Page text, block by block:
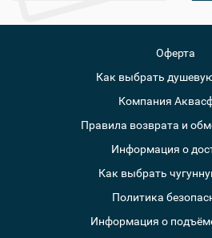
Оферта
Как выбрать
Компания
Правила возврата и
Информация о
Как выбрать
Политика
Информация о